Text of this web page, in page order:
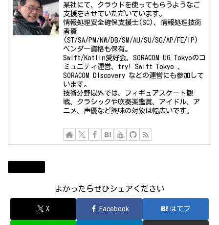
某社にて、クラウドを使ってもらうようなご
支援をさせていただいています。
情報処理安全確保支援士(SC)、情報処理技術
者資
(ST/SA/PM/NW/DB/SM/AU/SU/SG/AP/FE/IP)
ベンダー資格も保有。
Swift/Kotlin愛好会、SORACOM UG Tokyoのコ
ミュニティ運営、try! Swift Tokyo 、
SORACOM DIscovery などの運営にも参加して
います。
技術分野以外では、フィギュアスケート観
戦、クラシックや吹奏楽鑑賞、アイドル、ア
ニメ、声優など興味の対象は幅広いです。
よかったらぜひシェアください
X Facebook はてブ